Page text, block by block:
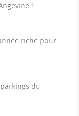
!
riche pour
du